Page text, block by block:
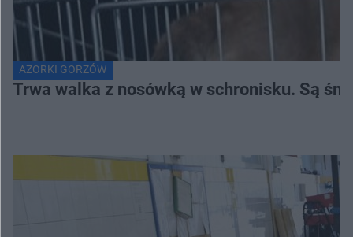
AZORKI GORZÓW
Trwa walka z nosówką w schronisku. Są